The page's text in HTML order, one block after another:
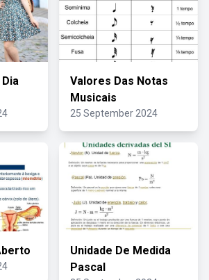
Valores Das Notas
Musicais
25 September 2024
Unidade De Medida
Pascal